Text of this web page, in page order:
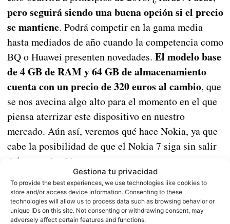
Gestiona tu privacidad
To provide the best experiences, we use technologies like cookies to
store and/or access device information. Consenting to these
technologies will allow us to process data such as browsing behavior or
unique IDs on this site. Not consenting or withdrawing consent, may
adversely affect certain features and functions.
pero seguirá siendo una buena opción si el precio
se mantiene. Podrá competir en la gama media
hasta mediados de año cuando la competencia como
BQ o Huawei presenten novedades. El modelo base
de 4 GB de RAM y 64 GB de almacenamiento
cuenta con un precio de 320 euros al cambio, que
se nos avecina algo alto para el momento en el que
piensa aterrizar este dispositivo en nuestro
mercado. Aún así, veremos qué hace Nokia, ya que
cabe la posibilidad de que el Nokia 7 siga sin salir
del mercado chino.
Así será el nuevo Bluboo X: un dispositivo todo
pantalla que se parece al iPhone X